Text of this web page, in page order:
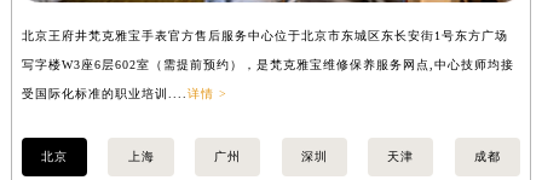
北京王府井梵克雅宝手表官方售后服务中心位于北京市东城区东长安街1号东方广场
写字楼W3座6层602室（需提前预约），是梵克雅宝维修保养服务网点,中心技师均接
受国际化标准的职业培训....详情 >
北京 上海 广州 深圳 天津 成都